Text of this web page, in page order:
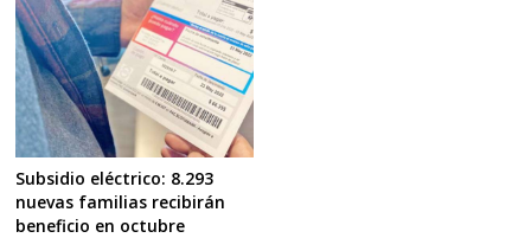
Subsidio eléctrico: 8.293
nuevas familias recibirán
beneficio en octubre